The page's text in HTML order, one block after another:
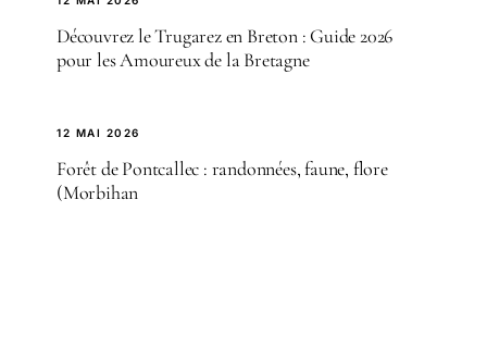
Découvrez le Trugarez en Breton : Guide 2026
pour les Amoureux de la Bretagne
12 MAI 2026
Forêt de Pontcallec : randonnées, faune, flore
(Morbihan